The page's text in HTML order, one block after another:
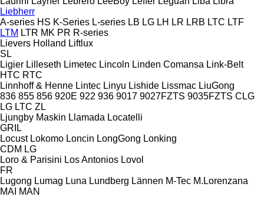
Liebherr
A-series HS K-Series L-series LB LG LH LR LRB LTC LTF
LTM LTR MK PR R-series
Lievers Holland Liftlux
SL
Ligier Lilleseth Limetec Lincoln Linden Comansa Link-Belt
HTC RTC
Linnhoff & Henne Lintec Linyu Lishide Lissmac LiuGong
836 855 856 920E 922 936 9017 9027FZTS 9035FZTS CLG
LG LTC ZL
Ljungby Maskin Llamada Locatelli
GRIL
Locust Lokomo Loncin LongGong Lonking
CDM LG
Loro & Parisini Los Antonios Lovol
FR
Lugong Lumag Luna Lundberg Lännen M-Tec M.Lorenzana
MAI MAN